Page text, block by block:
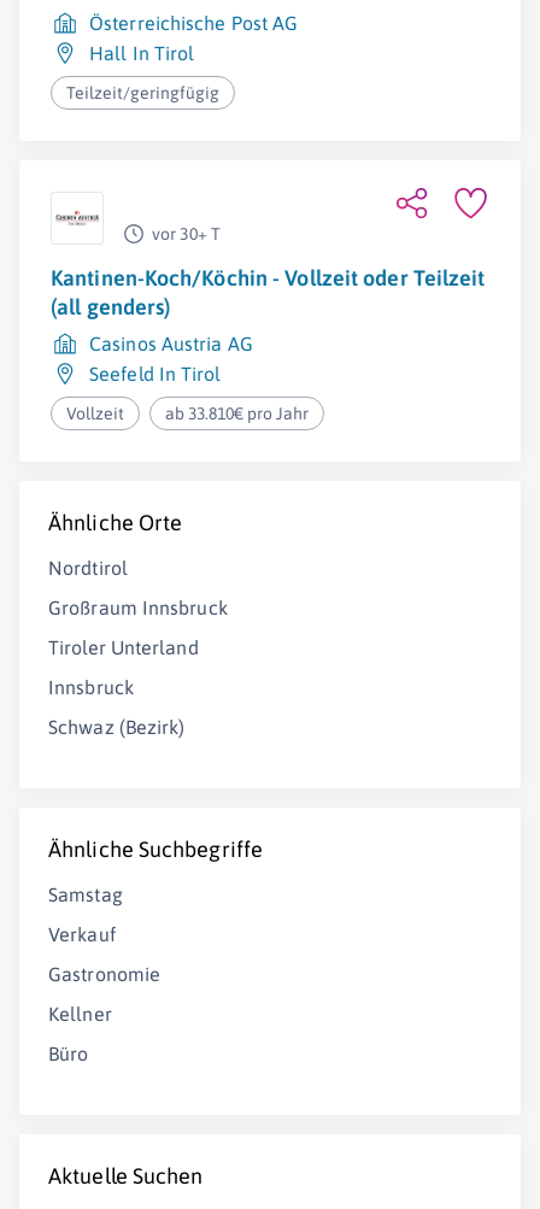
Österreichische Post AG
Hall In Tirol
Teilzeit/geringfügig
vor 30+ T
Kantinen-Koch/Köchin - Vollzeit oder Teilzeit
(all genders)
Casinos Austria AG
Seefeld In Tirol
Vollzeit ab 33.810€ pro Jahr
Ähnliche Orte
Nordtirol
Großraum Innsbruck
Tiroler Unterland
Innsbruck
Schwaz (Bezirk)
Ähnliche Suchbegriffe
Samstag
Verkauf
Gastronomie
Kellner
Büro
Aktuelle Suchen